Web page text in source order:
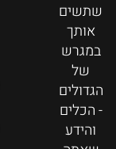
שתשים
אותך
במגרש
של
הגדולים
- הכלים
והידע